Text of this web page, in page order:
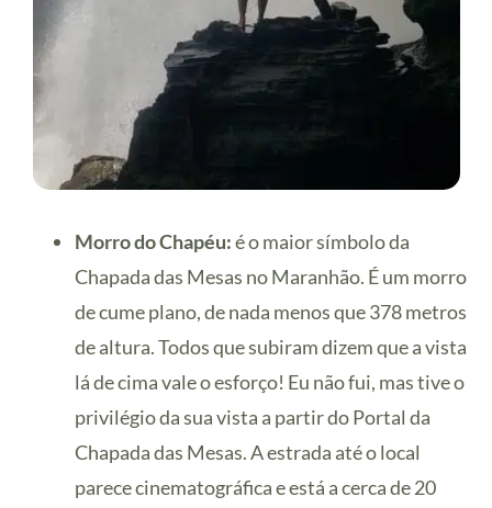
Morro do Chapéu:é o maior símbolo da
Chapada das Mesas no Maranhão. É um morro
de cume plano, de nada menos que 378 metros
de altura. Todos que subiram dizem que a vista
lá de cima vale o esforço! Eu não fui, mas tive o
privilégio da sua vista a partir do Portal da
Chapada das Mesas. A estrada até o local
parece cinematográfica e está a cerca de 20